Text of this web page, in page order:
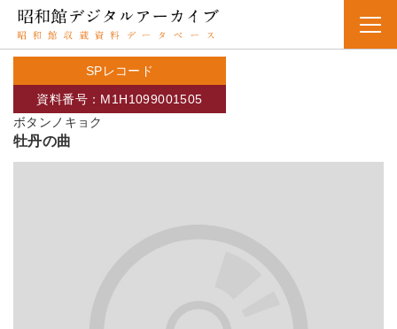
SPレコード
ボタンノキョク
資料番号：M1H1099001505
牡丹の曲